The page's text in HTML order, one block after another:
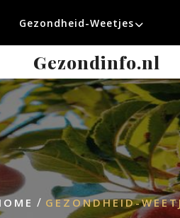
Gezondheid-Weetjes
Gezondinfo.nl
/ GEZONDHEID-